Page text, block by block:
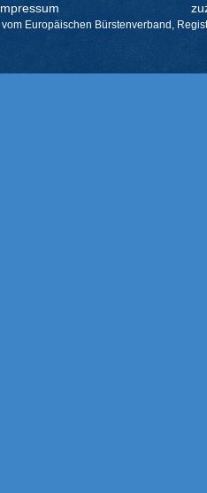
Europäischen Bürstenverband,